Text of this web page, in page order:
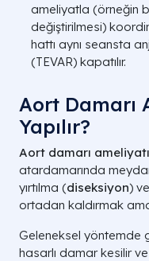
ameliyatla (örneğin
değiştirilmesi)
hattı aynı seansta
(TEVAR) kapatılır.
Aort Damarı
Yapılır​?
Aort damarı
atardamarında
yırtılma (diseksiyon)
ortadan kaldırmak
Geleneksel yöntemde
hasarlı damar kesilir